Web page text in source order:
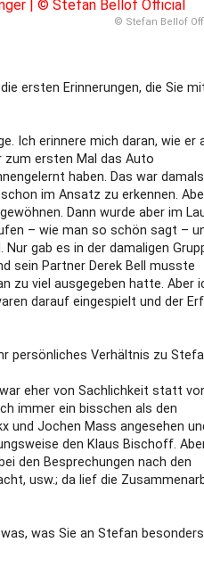
© Stefan Bellof
ersten Erinnerungen, die Sie
Ich erinnere mich daran, wie er
zum ersten Mal das Auto
haben. Das war
im Ansatz zu erkennen.
Dann wurde aber im
– wie man so schön sagt –
gab es in der damaligen
sein Partner Derek Bell musste
zu viel ausgegeben hatte. Aber
darauf eingespielt und der
persönliches Verhältnis zu
war eher von Sachlichkeit statt
immer ein bisschen als den
und Jochen Mass angesehen
den Klaus Bischoff.
den Besprechungen nach den
usw.; da lief die
was Sie an Stefan besonders